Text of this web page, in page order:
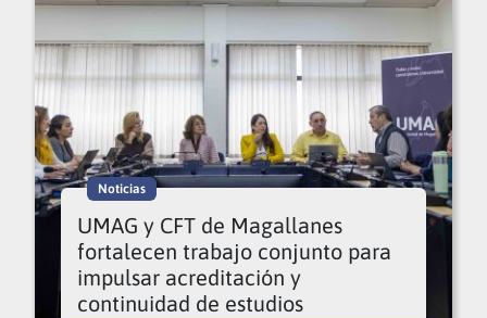
Noticias
UMAG y CFT de Magallanes
fortalecen trabajo conjunto para
impulsar acreditación y
continuidad de estudios